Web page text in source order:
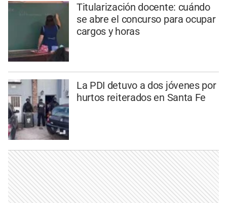
Titularización docente: cuándo
se abre el concurso para ocupar
cargos y horas
La PDI detuvo a dos jóvenes por
hurtos reiterados en Santa Fe